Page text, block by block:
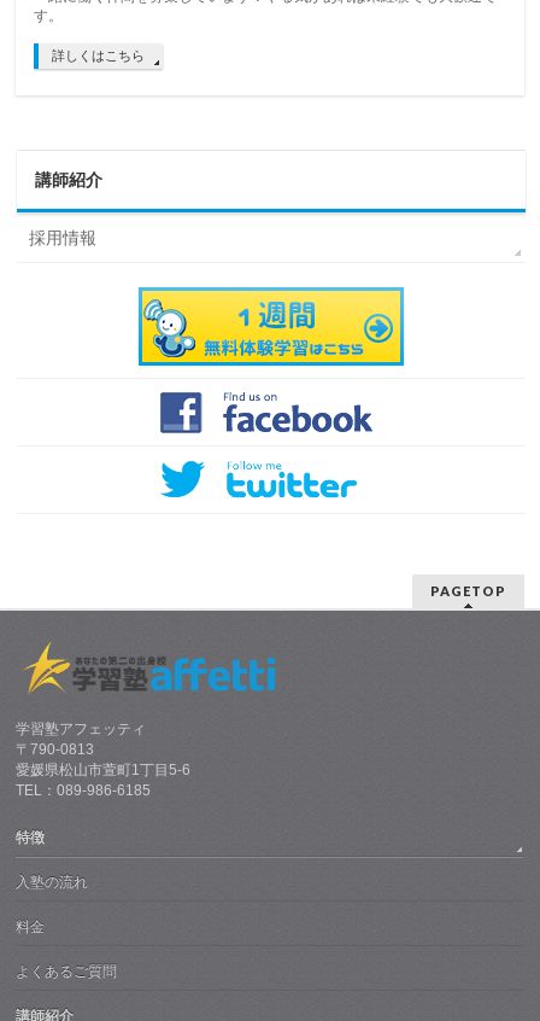
す。
詳しくはこちら
講師紹介
採用情報
PAGETOP
学習塾アフェッティ
〒790-0813
愛媛県松山市萱町1丁目5-6
TEL：089-986-6185
特徴
入塾の流れ
料金
よくあるご質問
講師紹介